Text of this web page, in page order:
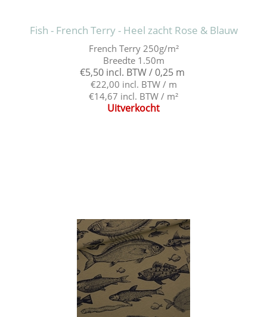
Fish - French Terry - Heel zacht Rose & Blauw
French Terry 250g/m²
Breedte 1.50m
€5,50 incl. BTW / 0,25 m
€22,00 incl. BTW / m
€14,67 incl. BTW / m²
Uitverkocht